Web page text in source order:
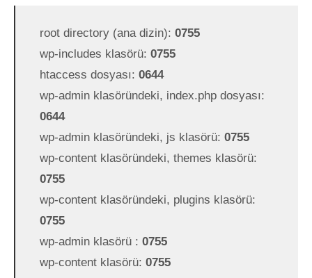
root directory (ana dizin): 0755
wp-includes klasörü: 0755
htaccess dosyası: 0644
wp-admin klasöründeki, index.php dosyası:
0644
wp-admin klasöründeki, js klasörü: 0755
wp-content klasöründeki, themes klasörü:
0755
wp-content klasöründeki, plugins klasörü:
0755
wp-admin klasörü : 0755
wp-content klasörü: 0755